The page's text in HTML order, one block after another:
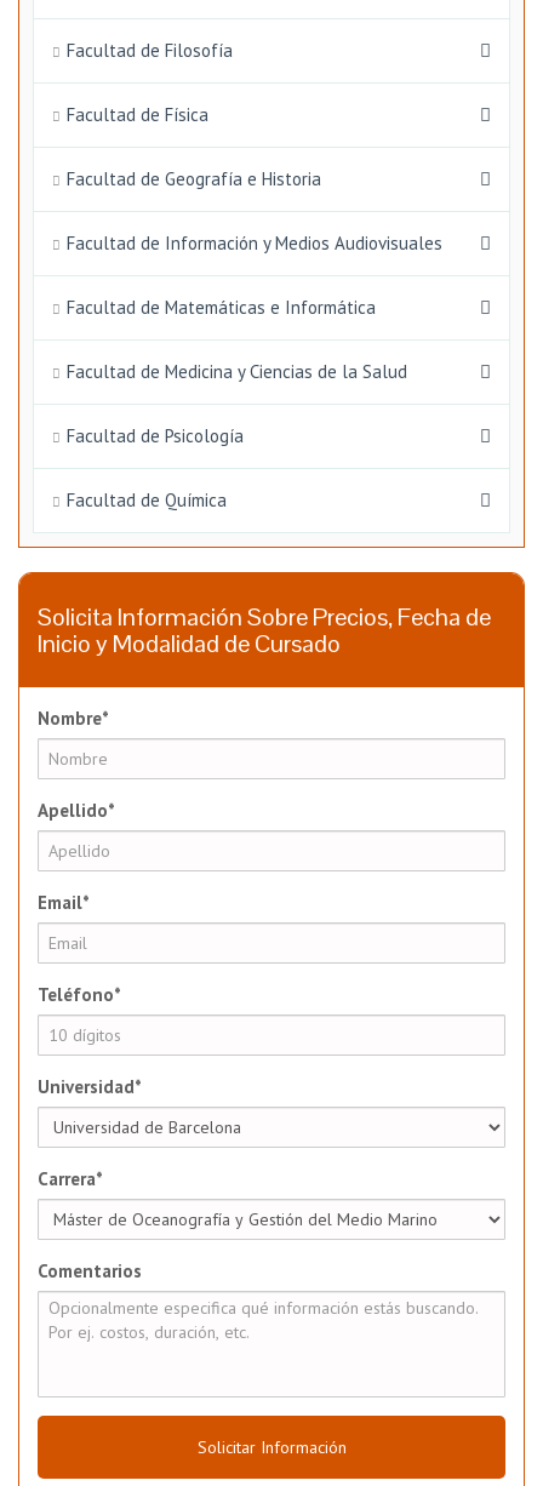
Facultad de Filosofía
Facultad de Física
Facultad de Geografía e Historia
Facultad de Información y Medios Audiovisuales
Facultad de Matemáticas e Informática
Facultad de Medicina y Ciencias de la Salud
Facultad de Psicología
Facultad de Química
Solicita Información Sobre Precios, Fecha de
Inicio y Modalidad de Cursado
Nombre*
Apellido*
Email*
Teléfono*
Universidad*
Carrera*
Comentarios
Solicitar Información